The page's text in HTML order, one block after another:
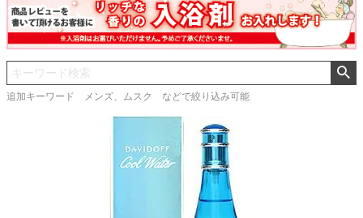
追加キーワード メンズ、ムスク などで絞り込み可能